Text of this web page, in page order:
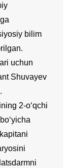
bilim
uchun
Shuvayev
2-o‘qchi